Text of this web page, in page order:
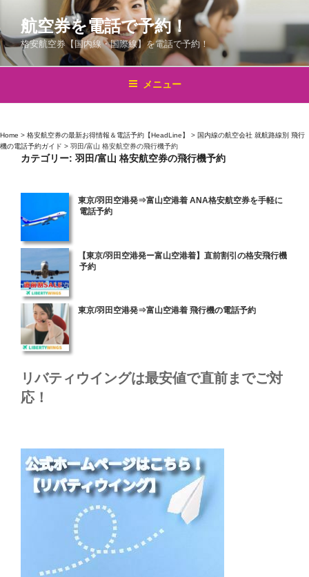
テ
ン
ス
ッ
航空券を電話で予約！
格安航空券【国内線・国際線】を電話で予約！
メニュー
Home > 格安航空券の最新お得情報＆電話予約【HeadLine】 > 国内線の航空会社 就航路線別 飛行
機の電話予約ガイド > 羽田/富山 格安航空券の飛行機予約
カテゴリー: 羽田/富山 格安航空券の飛行機予約
投
稿
東京/羽田空港発⇒富山空港着 ANA格安航空券を手軽に
電話予約
投
稿
【東京/羽田空港発ー富山空港着】直前割引の格安飛行機
予約
投
東京/羽田空港発⇒富山空港着 飛行機の電話予約
リバティウイングは最安値で直前までご対
応！